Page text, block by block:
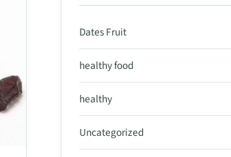
Dates Fruit
healthy food
healthy
Uncategorized